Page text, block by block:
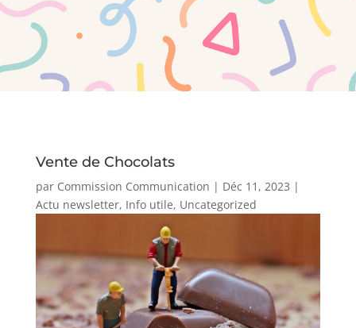
Vente de Chocolats
par Commission Communication | Déc 11, 2023 |
Actu newsletter, Info utile, Uncategorized